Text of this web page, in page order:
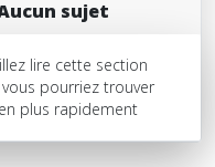
sujet
lire cette section
pourriez trouver
plus rapidement